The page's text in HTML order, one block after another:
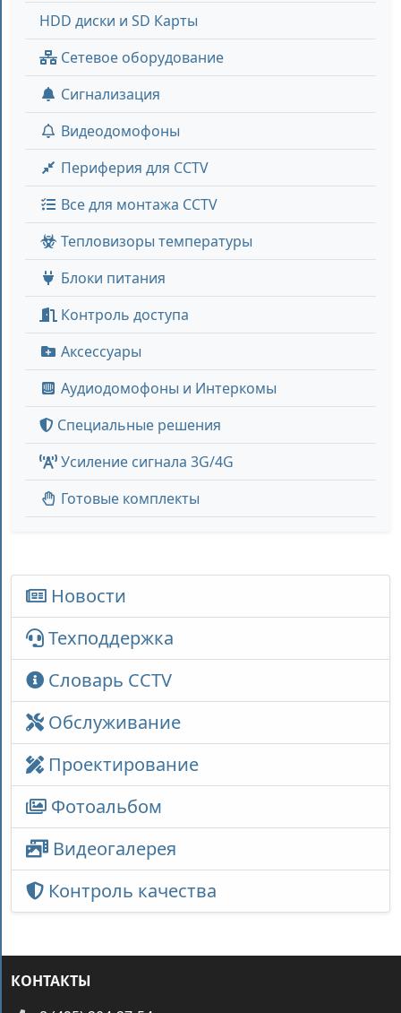
HDD диски и SD Карты
Сетевое оборудование
Сигнализация
Видеодомофоны
Периферия для CCTV
Все для монтажа CCTV
Тепловизоры температуры
Блоки питания
Контроль доступа
Аксессуары
Аудиодомофоны и Интеркомы
Специальные решения
Усиление сигнала 3G/4G
Готовые комплекты
Новости
Техподдержка
Словарь CCTV
Обслуживание
Проектирование
Фотоальбом
Видеогалерея
Контроль качества
КОНТАКТЫ